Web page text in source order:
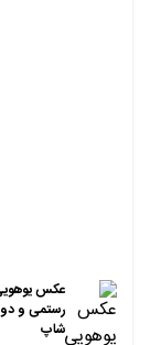
عکس
رستمی و
شاپ